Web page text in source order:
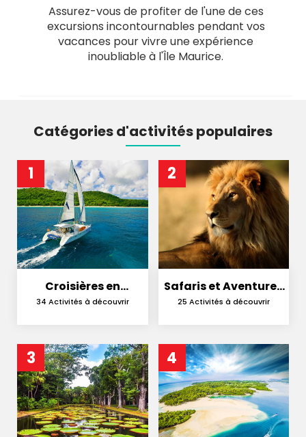
Assurez-vous de profiter de l'une de ces
excursions incontournables pendant vos
vacances pour vivre une expérience
inoubliable à l'Île Maurice.
Catégories d'activités populaires
1
Croisières en
Catamaran
34 Activités à découvrir
2
Safaris et Aventures
en Nature
25 Activités à découvrir
3 4